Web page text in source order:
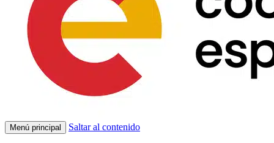
Menú principal Saltar al contenido